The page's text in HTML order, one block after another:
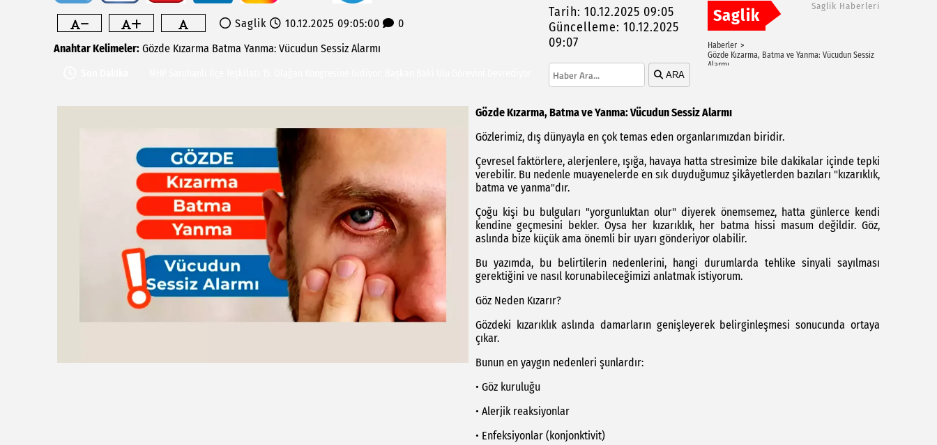
Anahtar Kelimeler: Gözde Kızarma Batma Yanma: Vücudun Sessiz Alarmı
Saruhanlı Belediyesi'nden Özel Sporculara Foça'da Unutulmaz Deniz Etkinliği
Gözde Kızarma, Batma ve Yanma: Vücudun Sessiz Alarmı
Gözlerimiz, dış dünyayla en çok temas eden organlarımızdan biridir.
Çevresel faktörlere, alerjenlere, ışığa, havaya hatta stresimize bile dakikalar içinde tepki
verebilir. Bu nedenle muayenelerde en sık duyduğumuz şikâyetlerden bazıları "kızarıklık,
batma ve yanma"dır.
Çoğu kişi bu bulguları "yorgunluktan olur" diyerek önemsemez, hatta günlerce kendi
kendine geçmesini bekler. Oysa her kızarıklık, her batma hissi masum değildir. Göz,
aslında bize küçük ama önemli bir uyarı gönderiyor olabilir.
Bu yazımda, bu belirtilerin nedenlerini, hangi durumlarda tehlike sinyali sayılması
gerektiğini ve nasıl korunabileceğimizi anlatmak istiyorum.
Göz Neden Kızarır?
Gözdeki kızarıklık aslında damarların genişleyerek belirginleşmesi sonucunda ortaya
çıkar.
Bunun en yaygın nedenleri şunlardır:
• Göz kuruluğu
• Alerjik reaksiyonlar
• Enfeksiyonlar (konjonktivit)
Saglik 10.12.2025 09:05:00 0
Tarih: 10.12.2025 09:05
Güncelleme: 10.12.2025
09:07
ARA
Saglik Saglik Haberleri
Haberler
Gözde Kızarma, Batma ve Yanma: Vücudun Sessiz
Alarmı